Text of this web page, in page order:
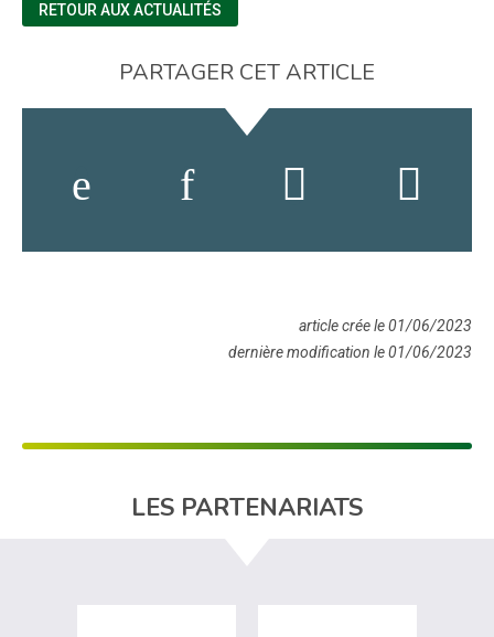
RETOUR AUX ACTUALITÉS
PARTAGER CET ARTICLE
article crée le 01/06/2023
dernière modification le 01/06/2023
LES PARTENARIATS